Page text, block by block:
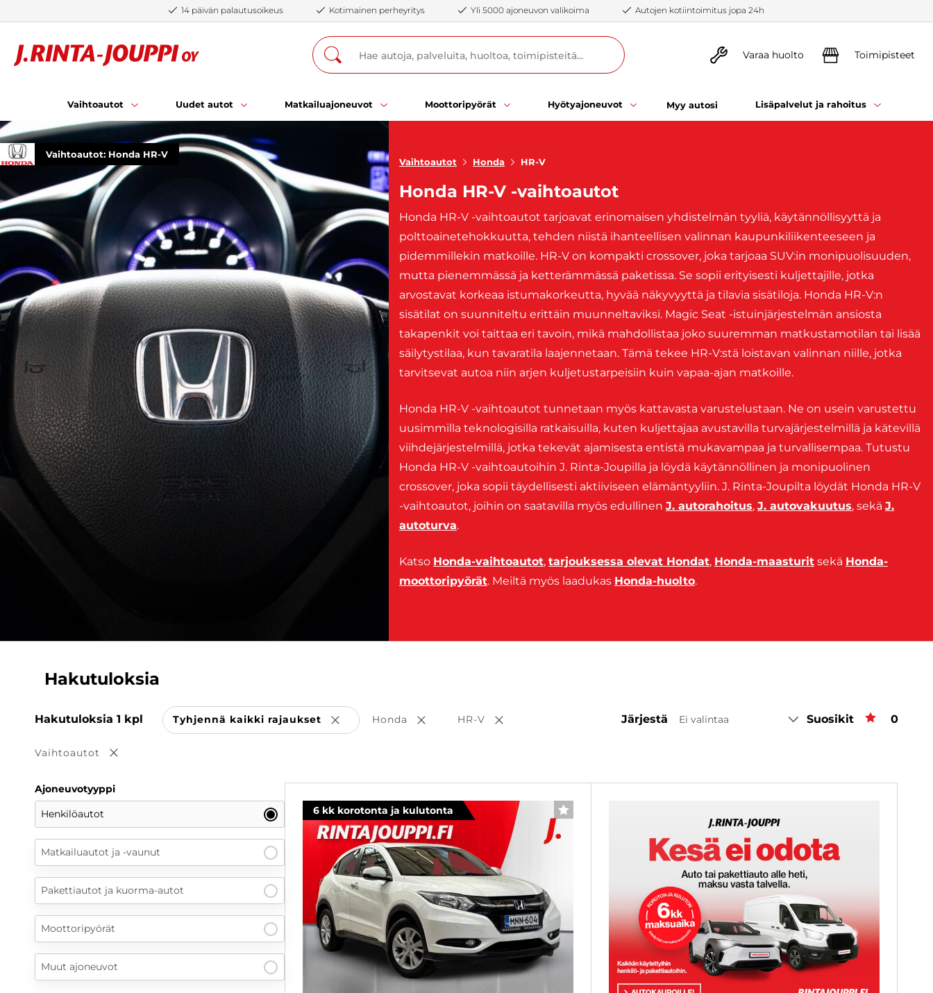
14 päivän palautusoikeus Kotimainen perheyritys Yli 5000 ajoneuvon valikoima Autojen kotiintoimitus jopa 24h
Varaa huolto Toimipisteet
Vaihtoautot Uudet autot Matkailuajoneuvot Moottoripyörät Hyötyajoneuvot Myy autosi Lisäpalvelut ja rahoitus
Vaihtoautot: Honda HR-V
Vaihtoautot Honda HR-V
Honda HR-V -vaihtoautot
Honda HR-V -vaihtoautot tarjoavat erinomaisen yhdistelmän tyyliä, käytännöllisyyttä ja
polttoainetehokkuutta, tehden niistä ihanteellisen valinnan kaupunkiliikenteeseen ja
pidemmillekin matkoille. HR-V on kompakti crossover, joka tarjoaa SUV:in monipuolisuuden,
mutta pienemmässä ja ketterämmässä paketissa. Se sopii erityisesti kuljettajille, jotka
arvostavat korkeaa istumakorkeutta, hyvää näkyvyyttä ja tilavia sisätiloja. Honda HR-V:n
sisätilat on suunniteltu erittäin muunneltaviksi. Magic Seat -istuinjärjestelmän ansiosta
takapenkit voi taittaa eri tavoin, mikä mahdollistaa joko suuremman matkustamotilan tai lisää
säilytystilaa, kun tavaratila laajennetaan. Tämä tekee HR-V:stä loistavan valinnan niille, jotka
tarvitsevat autoa niin arjen kuljetustarpeisiin kuin vapaa-ajan matkoille.
Honda HR-V -vaihtoautot tunnetaan myös kattavasta varustelustaan. Ne on usein varustettu
uusimmilla teknologisilla ratkaisuilla, kuten kuljettajaa avustavilla turvajärjestelmillä ja kätevillä
viihdejärjestelmillä, jotka tekevät ajamisesta entistä mukavampaa ja turvallisempaa. Tutustu
Honda HR-V -vaihtoautoihin J. Rinta-Joupilla ja löydä käytännöllinen ja monipuolinen
crossover, joka sopii täydellisesti aktiiviseen elämäntyyliin. J. Rinta-Joupilta löydät Honda HR-V
-vaihtoautot, joihin on saatavilla myös edullinen J. autorahoitus, J. autovakuutus, sekä J.
autoturva.
Katso Honda-vaihtoautot, tarjouksessa olevat Hondat, Honda-maasturit sekä Honda-
moottoripyörät. Meiltä myös laadukas Honda-huolto.
Hakutuloksia
Hakutuloksia 1 kpl Tyhjennä kaikki rajaukset Poista valinta
Honda Poista valinta
HR-V Poista valinta
Vaihtoautot Poista valinta
Järjestä Ei valintaa Suosikit 0
Ajoneuvotyyppi
Henkilöautot
Matkailuautot ja -vaunut
Pakettiautot ja kuorma-autot
Moottoripyörät
Muut ajoneuvot
6 kk korotonta ja kulutonta SUOSIKKI